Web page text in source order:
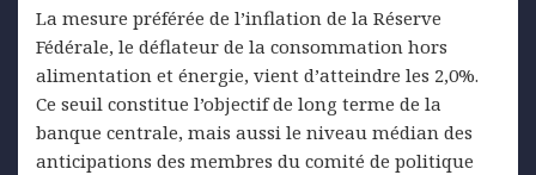
La mesure préférée de l’inflation de la Réserve
Fédérale, le déflateur de la consommation hors
alimentation et énergie, vient d’atteindre les 2,0%.
Ce seuil constitue l’objectif de long terme de la
banque centrale, mais aussi le niveau médian des
anticipations des membres du comité de politique